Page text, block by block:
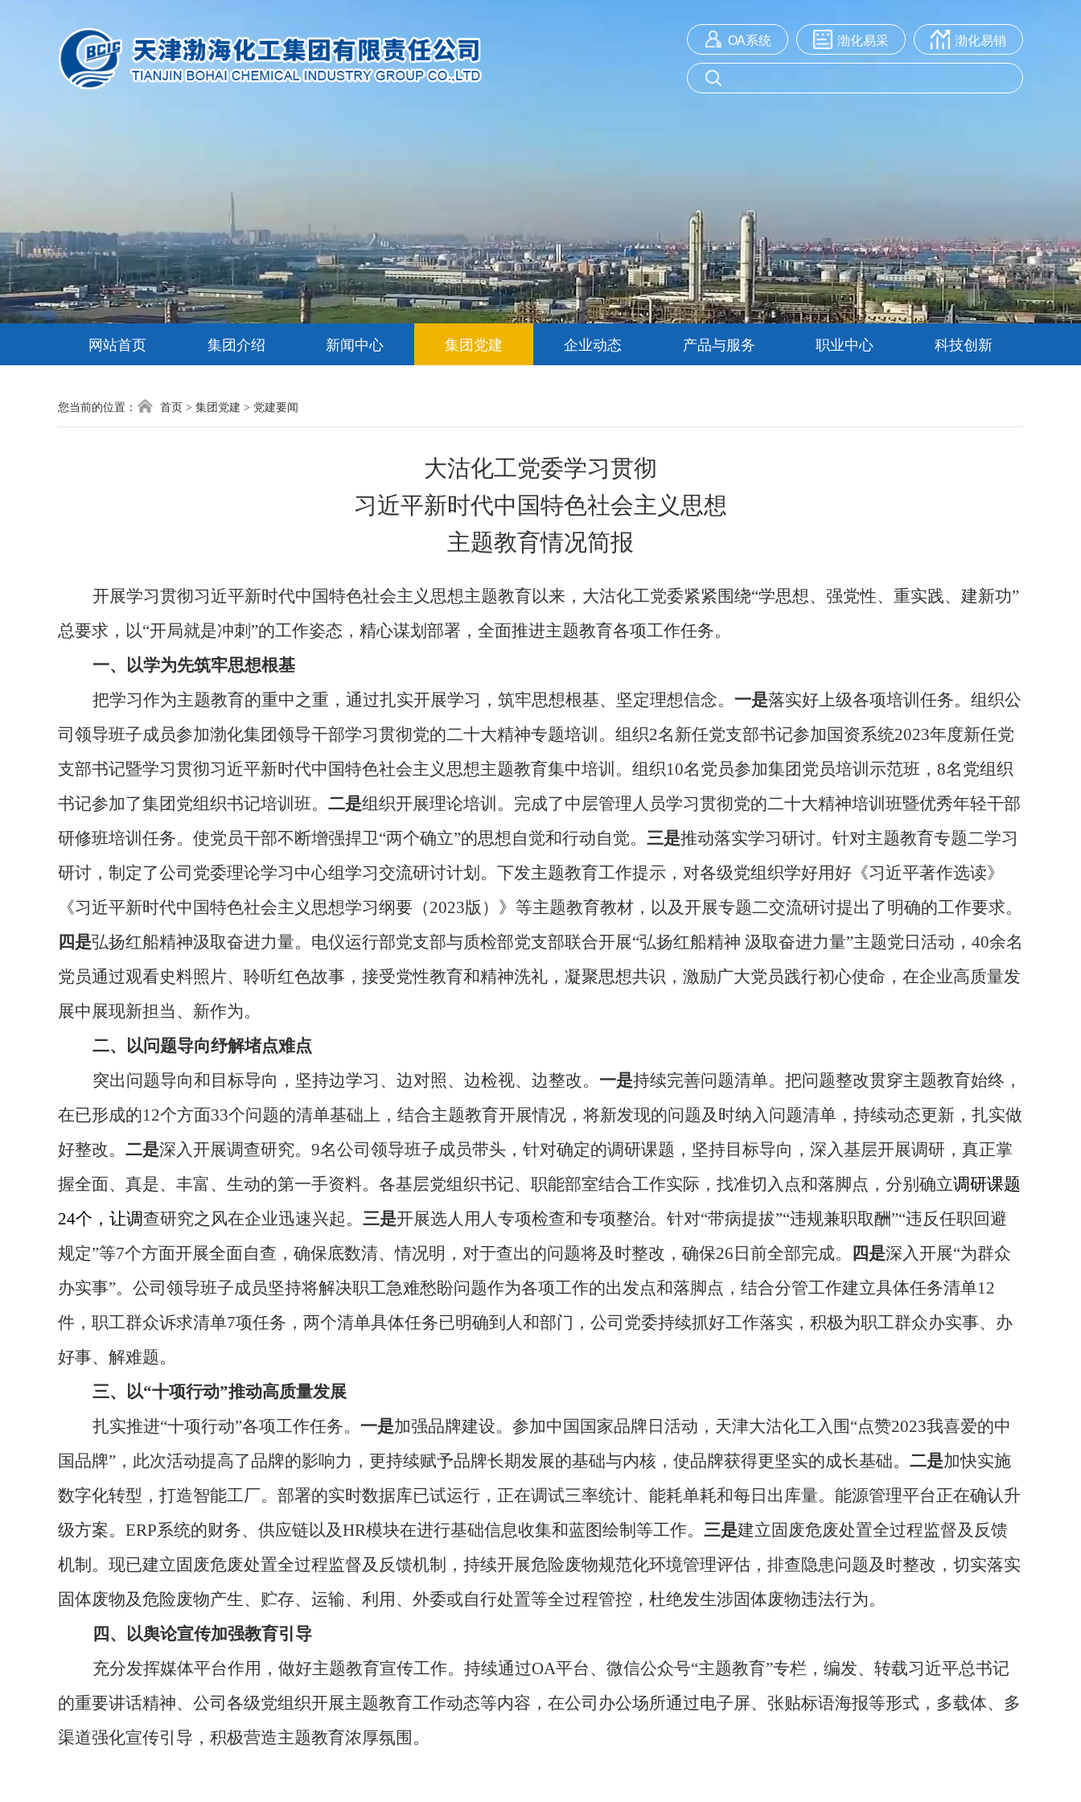
OA系统 渤化易采 渤化易销
网站首页 集团介绍 新闻中心 集团党建 企业动态 产品与服务 职业中心 科技创新
您当前的位置： 首页 > 集团党建 > 党建要闻
大沽化工党委学习贯彻
习近平新时代中国特色社会主义思想
主题教育情况简报
开展学习贯彻习近平新时代中国特色社会主义思想主题教育以来，大沽化工党委紧紧围绕“学思想、强党性、重实践、建新功”
总要求， 以“开局就是冲刺”的工作姿态， 精心谋划部署， 全面推进主题教育各项工作任务。
一、以学为先筑牢思想根基
把学习作为主题教育的重中之重，通过扎实开展学习，筑牢思想根基、坚定理想信念。 一是落实好上级各项培训任务。组织公
司领导班子成员参加渤化集团领导干部学习贯彻党的二十大精神专题培训。组织2名新任党支部书记参加国资系统2023年度新任党
支部书记暨学习贯彻习近平新时代中国特色社会主义思想主题教育集中培训。组织10名党员参加集团党员培训示范班，8名党组织
书记参加了集团党组织书记培训班。 二是组织开展理论培训。完成了中层管理人员学习贯彻党的二十大精神培训班暨优秀年轻干部
研修班培训任务。使党员干部不断增强捍卫“两个确立”的思想自觉和行动自觉。 三是推动落实学习研讨。针对主题教育专题二学习
研讨，制定了公司党委理论学习中心组学习交流研讨计划。下发主题教育工作提示，对各级党组织学好用好《习近平著作选读》
《习近平新时代中国特色社会主义思想学习纲要（2023版）》等主题教育教材，以及开展专题二交流研讨提出了明确的工作要求。
四是弘扬红船精神汲取奋进力量。电仪运行部党支部与质检部党支部联合开展“弘扬红船精神 汲取奋进力量”主题党日活动，40余名
党员通过观看史料照片、聆听红色故事，接受党性教育和精神洗礼，凝聚思想共识，激励广大党员践行初心使命，在企业高质量发
展中展现新担当、新作为。
二、以问题导向纾解堵点难点
突出问题导向和目标导向，坚持边学习、边对照、边检视、边整改。 一是持续完善问题清单。把问题整改贯穿主题教育始终，
在已形成的12个方面33个问题的清单基础上，结合主题教育开展情况，将新发现的问题及时纳入问题清单，持续动态更新，扎实做
好整改。 二是深入开展调查研究。9名公司领导班子成员带头，针对确定的调研课题，坚持目标导向，深入基层开展调研，真正掌
握全面、真是、丰富、生动的第一手资料。各基层党组织书记、职能部室结合工作实际，找准切入点和落脚点，分别确立调研课题
24个，让调查研究之风在企业迅速兴起。 三是开展选人用人专项检查和专项整治。针对“带病提拔”“违规兼职取酬”“违反任职回避
规定”等7个方面开展全面自查，确保底数清、情况明，对于查出的问题将及时整改，确保26日前全部完成。
四是深入开展“为群众
办实事”。公司领导班子成员坚持将解决职工急难愁盼问题作为各项工作的出发点和落脚点，结合分管工作建立具体任务清单12
件，职工群众诉求清单7项任务，两个清单具体任务已明确到人和部门，公司党委持续抓好工作落实，积极为职工群众办实事、办
好事、解难题。
三、以“十项行动”推动高质量发展
扎实推进“十项行动”各项工作任务。 一是加强品牌建设。参加中国国家品牌日活动，天津大沽化工入围“点赞2023我喜爱的中
国品牌”，此次活动提高了品牌的影响力，更持续赋予品牌长期发展的基础与内核，使品牌获得更坚实的成长基础。 二是加快实施
数字化转型，打造智能工厂。部署的实时数据库已试运行，正在调试三率统计、能耗单耗和每日出库量。能源管理平台正在确认升
级方案。ERP系统的财务、供应链以及HR模块在进行基础信息收集和蓝图绘制等工作。 三是建立固废危废处置全过程监督及反馈
机制。现已建立固废危废处置全过程监督及反馈机制，持续开展危险废物规范化环境管理评估，排查隐患问题及时整改，切实落实
固体废物及危险废物产生、贮存、运输、利用、外委或自行处置等全过程管控，杜绝发生涉固体废物违法行为。
四、以舆论宣传加强教育引导
充分发挥媒体平台作用，做好主题教育宣传工作。持续通过OA平台、微信公众号“主题教育”专栏，编发、转载习近平总书记
的重要讲话精神、公司各级党组织开展主题教育工作动态等内容，在公司办公场所通过电子屏、张贴标语海报等形式，多载体、多
渠道强化宣传引导，积极营造主题教育浓厚氛围。